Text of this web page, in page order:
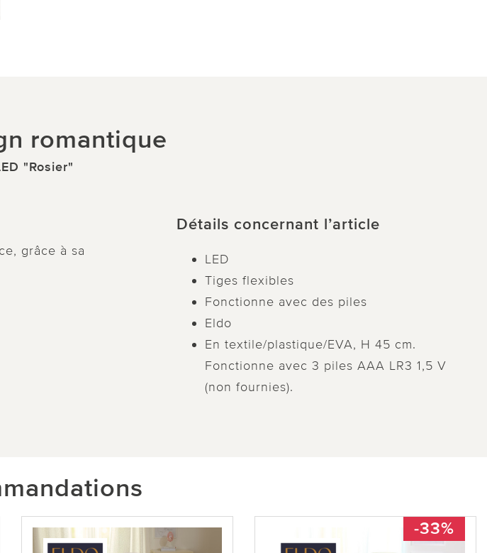
romantique
"Rosier"
grâce à sa
Détails concernant l’article
LED
Tiges flexibles
Fonctionne avec des piles
Eldo
En textile/plastique/EVA, H 45 cm.
Fonctionne avec 3 piles AAA LR3 1,5 V
(non fournies).
-33%